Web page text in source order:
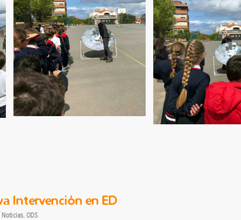
Intervención en ED
Noticias, ODS